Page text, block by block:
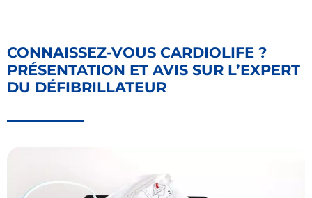
CONNAISSEZ-VOUS CARDIOLIFE ?
PRÉSENTATION ET AVIS SUR L’EXPERT
DU DÉFIBRILLATEUR